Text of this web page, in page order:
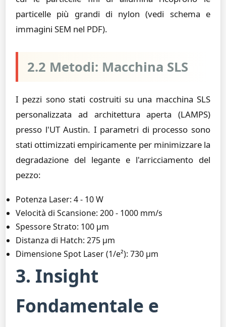
particelle più grandi di nylon (vedi schema e
immagini SEM nel PDF).
2.2 Metodi: Macchina SLS
I pezzi sono stati costruiti su una macchina SLS
personalizzata ad architettura aperta (LAMPS)
presso l'UT Austin. I parametri di processo sono
stati ottimizzati empiricamente per minimizzare la
degradazione del legante e l'arricciamento del
pezzo:
Potenza Laser: 4 - 10 W
Velocità di Scansione: 200 - 1000 mm/s
Spessore Strato: 100 µm
Distanza di Hatch: 275 µm
Dimensione Spot Laser (1/e²): 730 µm
3. Insight
Fondamentale e